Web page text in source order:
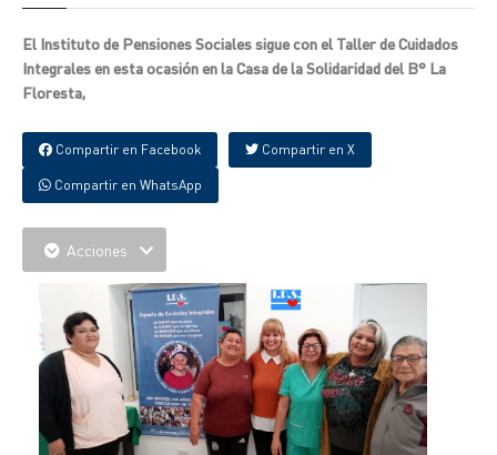
El Instituto de Pensiones Sociales sigue con el Taller de Cuidados
Integrales en esta ocasión en la Casa de la Solidaridad del B° La
Floresta,
Compartir en Facebook Compartir en X
Compartir en WhatsApp
Acciones